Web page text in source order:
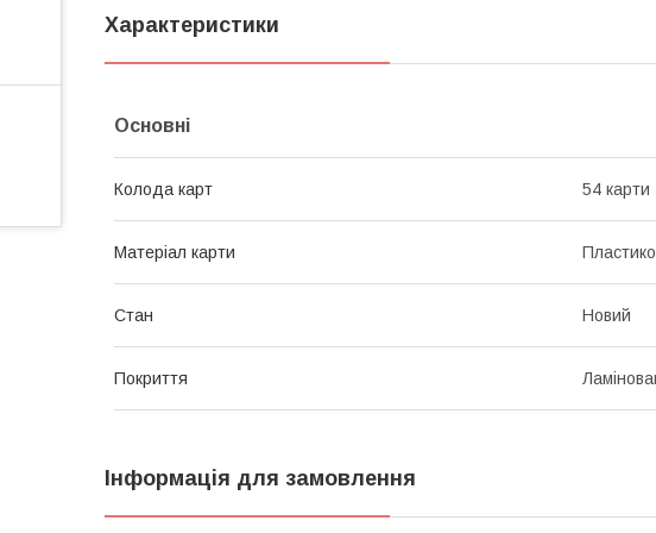
Характеристики
Основні
Колода карт 54 карти
Матеріал карти
Стан Новий
Покриття
Інформація для замовлення